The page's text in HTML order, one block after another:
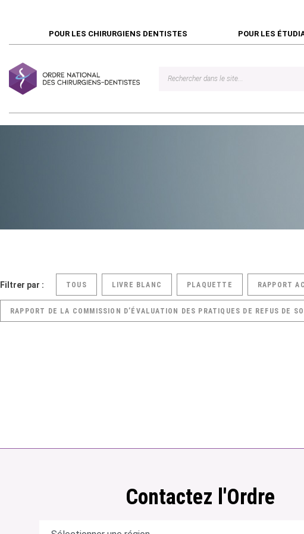
POUR LES CHIRURGIENS DENTISTES POUR LES
Filtrer par : TOUS LIVRE BLANC PLAQUETTE RAPPORT
RAPPORT DE LA COMMISSION D’ÉVALUATION DES PRATIQUES DE REFUS DE
Contactez l'Ordre